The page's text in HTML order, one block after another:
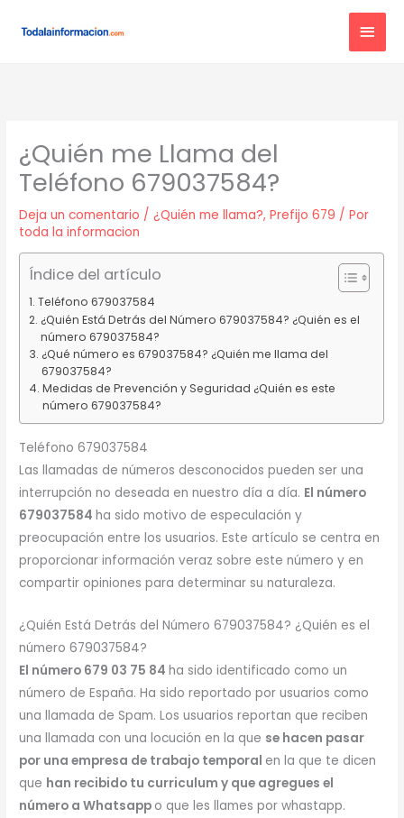
¿Quién me Llama del
Teléfono 679037584?
Deja un comentario /¿Quién me llama?,Prefijo 679 / Por
toda la informacion
Índice del artículo
Teléfono 679037584
¿Quién Está Detrás del Número 679037584? ¿Quién es el
número 679037584?
¿Qué número es 679037584? ¿Quién me llama del
679037584?
Medidas de Prevención y Seguridad ¿Quién es este
número 679037584?
Teléfono 679037584
Las llamadas de números desconocidos pueden ser una
interrupción no deseada en nuestro día a día. El número
679037584ha sido motivo de especulación y
preocupación entre los usuarios. Este artículo se centra en
proporcionar información veraz sobre este número y en
compartir opiniones para determinar su naturaleza.
¿Quién Está Detrás del Número 679037584? ¿Quién es el
número 679037584?
El número 679 03 75 84ha sido identificado como un
número de España. Ha sido reportado por usuarios como
una llamada de Spam. Los usuarios reportan que reciben
una llamada con una locución en la que se hacen pasar
por una empresa de trabajo temporal en la que te dicen
que han recibido tu curriculum y que agregues el
número a Whatsapp o que les llames por whastapp.